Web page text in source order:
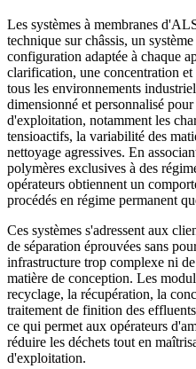
Les systèmes à membranes
technique sur châssis, un
configuration adaptée à chaque
clarification, une concentration
tous les environnements
dimensionné et personnalisé
d'exploitation, notamment les
tensioactifs, la variabilité des
nettoyage agressives. En
polymères exclusives à des
opérateurs obtiennent un
procédés en régime permanent
Ces systèmes s'adressent aux
de séparation éprouvées sans
infrastructure trop complexe ni
matière de conception. Les
recyclage, la récupération, la
traitement de finition des
ce qui permet aux opérateurs
réduire les déchets tout en
d'exploitation.